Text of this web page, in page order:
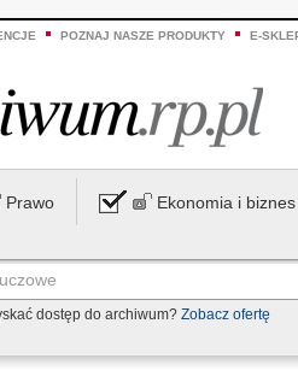
POZNAJ NASZE PRODUKTY E-
Prawo Ekonomia i biznes
dostęp do archiwum? Zobacz ofertę